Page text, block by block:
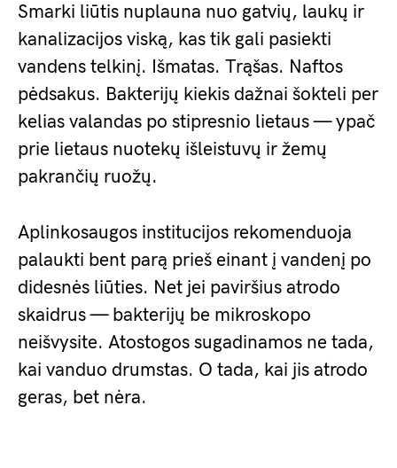
Smarki liūtis nuplauna nuo gatvių, laukų ir
kanalizacijos viską, kas tik gali pasiekti
vandens telkinį. Išmatas. Trąšas. Naftos
pėdsakus. Bakterijų kiekis dažnai šokteli per
kelias valandas po stipresnio lietaus — ypač
prie lietaus nuotekų išleistuvų ir žemų
pakrančių ruožų.
Aplinkosaugos institucijos rekomenduoja
palaukti bent parą prieš einant į vandenį po
didesnės liūties. Net jei paviršius atrodo
skaidrus — bakterijų be mikroskopo
neišvysite. Atostogos sugadinamos ne tada,
kai vanduo drumstas. O tada, kai jis atrodo
geras, bet nėra.